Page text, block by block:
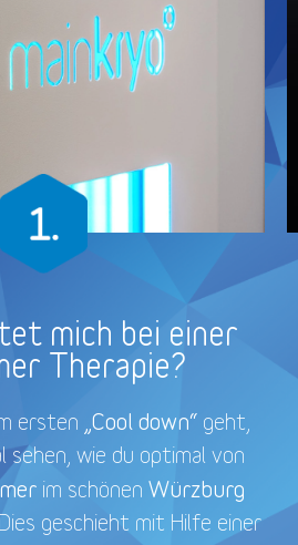
mich bei einer
Therapie?
ersten „Cool down“geht,
sehen, wie du optimal von
im schönenWürzburg
geschieht mit Hilfe einer